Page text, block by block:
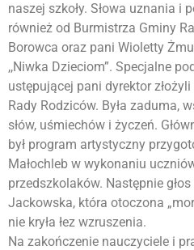
naszej szkoły. Słowa uznania i
również od Burmistrza Gminy
Borowca oraz pani Wioletty
,,Niwka Dzieciom”. Specjalne
ustępującej pani dyrektor
Rady Rodziców. Była zaduma,
słów, uśmiechów i życzeń.
był program artystyczny
Małochleb w wykonaniu
przedszkolaków. Następnie
Jackowska, która otoczona
nie kryła łez wzruszenia.
Na zakończenie nauczyciele i